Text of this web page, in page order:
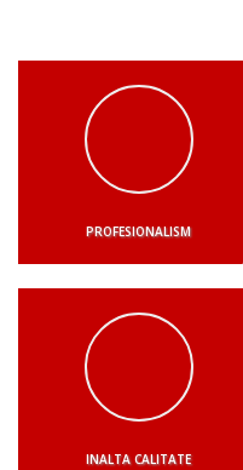
PROFESIONALISM
INALTA CALITATE